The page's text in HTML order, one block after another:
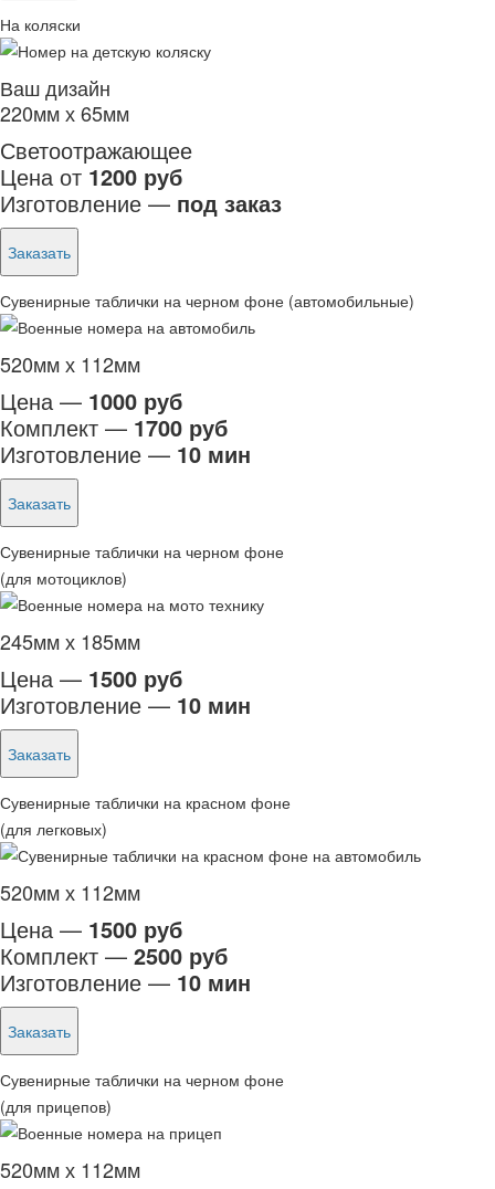
На коляски
Ваш дизайн
220мм х 65мм
Светоотражающее
Цена от 1200 руб
Изготовление — под заказ
Заказать
Сувенирные таблички на черном фоне (автомобильные)
520мм х 112мм
Цена — 1000 руб
Комплект — 1700 руб
Изготовление — 10 мин
Заказать
Сувенирные таблички на черном фоне
(для мотоциклов)
245мм х 185мм
Цена — 1500 руб
Изготовление — 10 мин
Заказать
Сувенирные таблички на красном фоне
(для легковых)
520мм х 112мм
Цена — 1500 руб
Комплект — 2500 руб
Изготовление — 10 мин
Заказать
Сувенирные таблички на черном фоне
(для прицепов)
520мм х 112мм